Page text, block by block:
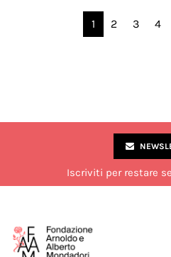
1 2 3 4
Iscriviti per restare